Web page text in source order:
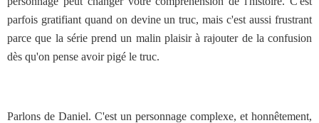
parfois gratifiant quand on devine un truc, mais c'est aussi frustrant
parce que la série prend un malin plaisir à rajouter de la confusion
dès qu'on pense avoir pigé le truc.
Parlons de Daniel. C'est un personnage complexe, et honnêtement,